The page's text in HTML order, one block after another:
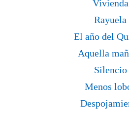
Vivienda
Rayuela
El año del
Aquella
Silencio
Menos